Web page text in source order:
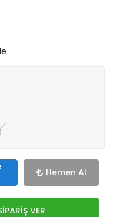
Hemen Al
VER